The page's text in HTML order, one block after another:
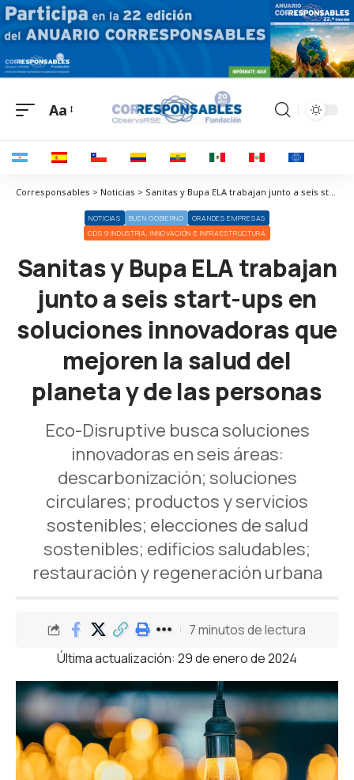
Aa
Corresponsables > Noticias > Sanitas y Bupa ELA trabajan junto a seis start-ups en soluciones innovadoras que mejoren la salud del planeta y de las personas
NOTICIAS BUEN GOBIERNO
GRANDES EMPRESAS
ODS 9 INDUSTRIA, INNOVACIÓN E INFRAESTRUCTURA
Sanitas y Bupa ELA trabajan
junto a seis start-ups en
soluciones innovadoras que
mejoren la salud del
planeta y de las personas
Eco-Disruptive busca soluciones
innovadoras en seis áreas:
descarbonización; soluciones
circulares; productos y servicios
sostenibles; elecciones de salud
sostenibles; edificios saludables;
restauración y regeneración urbana
Última actualización: 29 de enero de 2024
7 minutos de lectura